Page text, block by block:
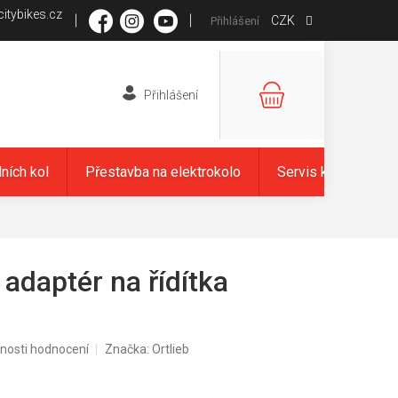
CZK
Přihlášení
NÁKUPNÍ
kol Přestavba na elektrokolo Servis kol
na řídítka
hodnocení Značka: Ortlieb